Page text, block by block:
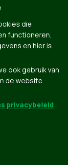
die
functioneren.
en hier is
ook gebruik van
de website
privacybeleid